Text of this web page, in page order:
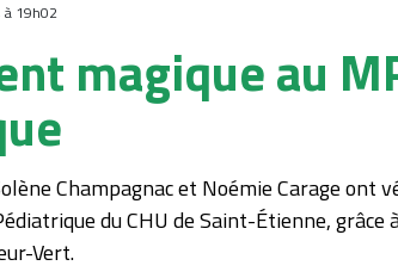
à 19h02
magique au
Champagnac et Noémie Carage ont
du CHU de Saint-Étienne,
Vert.